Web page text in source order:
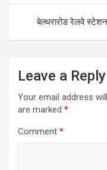
बेल्थरारोड रेलवे
Leave a Reply
Your email address
are marked *
Comment *